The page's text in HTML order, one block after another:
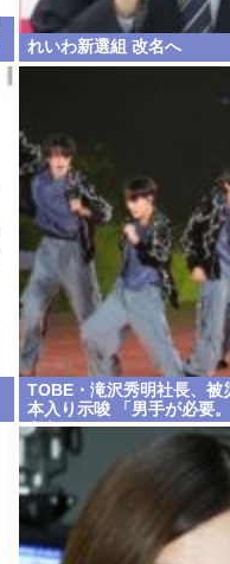
れいわ新選組 改名へ
TOBE・滝沢秀明社長、被
本入り示唆 「男手が必要
きたい」